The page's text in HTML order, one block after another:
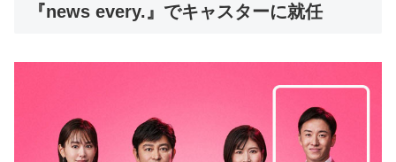
『news every.』でキャスターに就任